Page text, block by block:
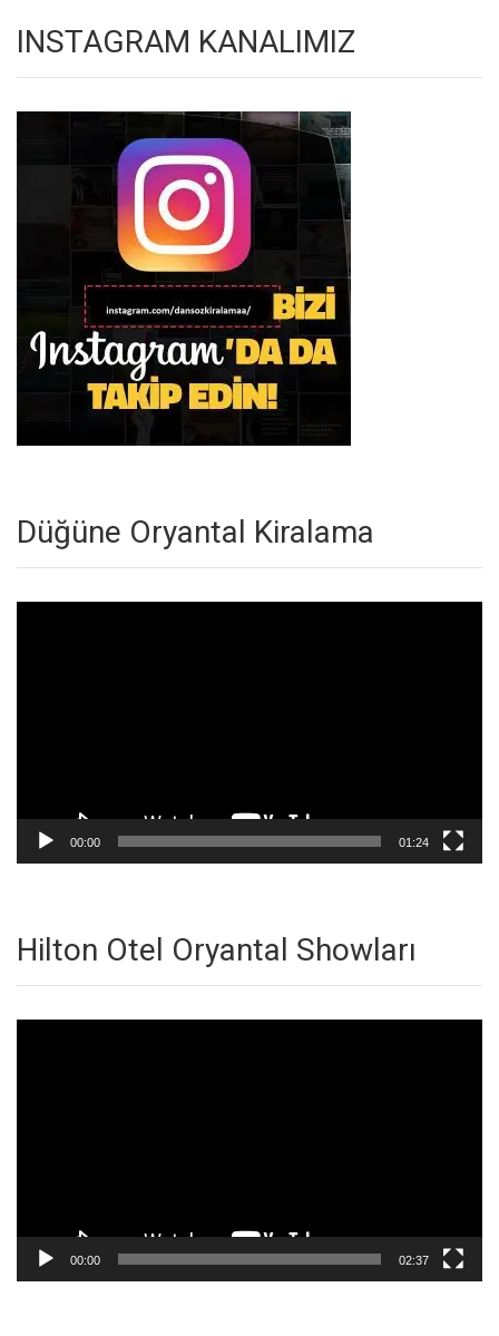
INSTAGRAM KANALIMIZ
Düğüne Oryantal Kiralama
00:00 01:24
Hilton Otel Oryantal Showları
00:00 02:37